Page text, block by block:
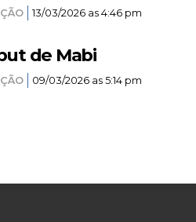
13/03/2026 as 4:46 pm
de Mabi
09/03/2026 as 5:14 pm